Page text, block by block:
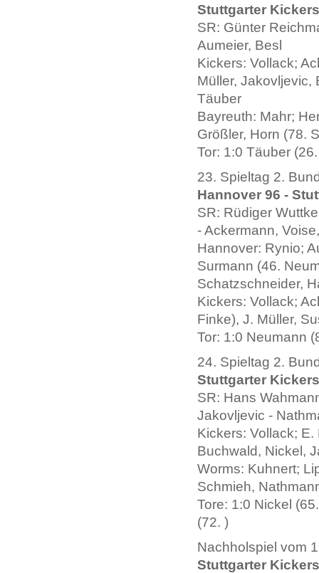
Stuttgarter
SR: Günter
Aumeier, Besl
Kickers: Vollack;
Müller, Jakovljevic,
Täuber
Bayreuth: Mahr;
Größler, Horn (78.
Tor: 1:0 Täuber
23. Spieltag 2.
Hannover 96 -
SR: Rüdiger
- Ackermann,
Hannover: Rynio;
Surmann (46.
Schatzschneider,
Kickers: Vollack;
Finke), J. Müller,
Tor: 1:0 Neumann
24. Spieltag 2.
Stuttgarter
SR: Hans
Jakovljevic -
Kickers: Vollack;
Buchwald, Nickel,
Worms: Kuhnert;
Schmieh,
Tore: 1:0 Nickel
(72. )
Nachholspiel vom
Stuttgarter